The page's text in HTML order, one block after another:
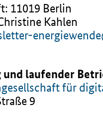
11019 Berlin
Kahlen
und laufender
für
9